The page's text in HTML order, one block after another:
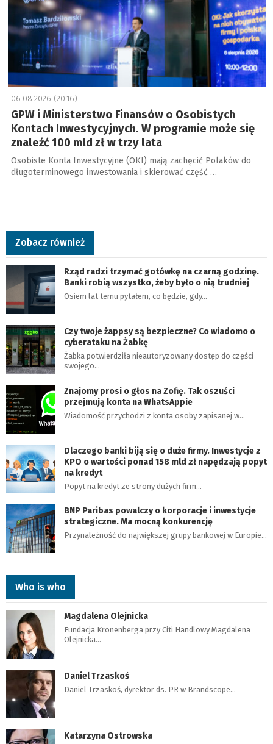
06.08.2026 (20:16)
GPW i Ministerstwo Finansów o Osobistych
Kontach Inwestycyjnych. W programie może się
znaleźć 100 mld zł w trzy lata
Osobiste Konta Inwestycyjne (OKI) mają zachęcić Polaków do
długoterminowego inwestowania i skierować część …
Zobacz również
Rząd radzi trzymać gotówkę na czarną godzinę.
Banki robią wszystko, żeby było o nią trudniej
Osiem lat temu pytałem, co będzie, gdy…
Czy twoje żappsy są bezpieczne? Co wiadomo o
cyberataku na Żabkę
Żabka potwierdziła nieautoryzowany dostęp do części
swojego…
Znajomy prosi o głos na Zofię. Tak oszuści
przejmują konta na WhatsAppie
Wiadomość przychodzi z konta osoby zapisanej w…
Dlaczego banki biją się o duże firmy. Inwestycje z
KPO o wartości ponad 158 mld zł napędzają popyt
na kredyt
Popyt na kredyt ze strony dużych firm…
BNP Paribas powalczy o korporacje i inwestycje
strategiczne. Ma mocną konkurencję
Przynależność do największej grupy bankowej w Europie…
Who is who
Magdalena Olejnicka
Fundacja Kronenberga przy Citi Handlowy Magdalena
Olejnicka…
Daniel Trzaskoś
Daniel Trzaskoś, dyrektor ds. PR w Brandscope…
Katarzyna Ostrowska